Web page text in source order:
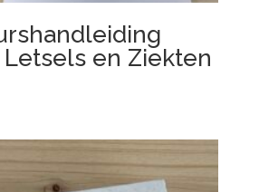
en Ziekten